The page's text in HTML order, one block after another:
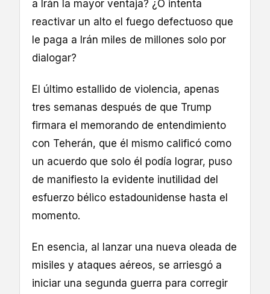
a Irán la mayor ventaja? ¿O intenta
reactivar un alto el fuego defectuoso que
le paga a Irán miles de millones solo por
dialogar?
El último estallido de violencia, apenas
tres semanas después de que Trump
firmara el memorando de entendimiento
con Teherán, que él mismo calificó como
un acuerdo que solo él podía lograr, puso
de manifiesto la evidente inutilidad del
esfuerzo bélico estadounidense hasta el
momento.
En esencia, al lanzar una nueva oleada de
misiles y ataques aéreos, se arriesgó a
iniciar una segunda guerra para corregir